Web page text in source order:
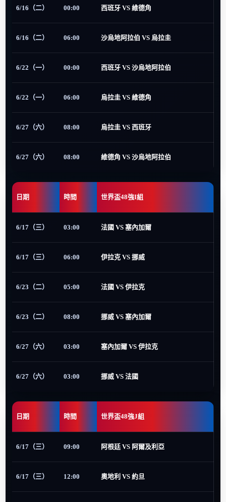
6/16（二） 00:00 西班牙 VS 維德角
6/16（二） 06:00 沙烏地阿拉伯 VS 烏拉圭
6/22（一） 00:00 西班牙 VS 沙烏地阿拉伯
6/22（一） 06:00 烏拉圭 VS 維德角
6/27（六） 08:00 烏拉圭 VS 西班牙
6/27（六） 08:00 維德角 VS 沙烏地阿拉伯
日期 時間 世界盃48強I組
6/17（三） 03:00 法國 VS 塞內加爾
6/17（三） 06:00 伊拉克 VS 挪威
6/23（二） 05:00 法國 VS 伊拉克
6/23（二） 08:00 挪威 VS 塞內加爾
6/27（六） 03:00 塞內加爾 VS 伊拉克
6/27（六） 03:00 挪威 VS 法國
日期 時間 世界盃48強J組
6/17（三） 09:00 阿根廷 VS 阿爾及利亞
6/17（三） 12:00 奧地利 VS 約旦